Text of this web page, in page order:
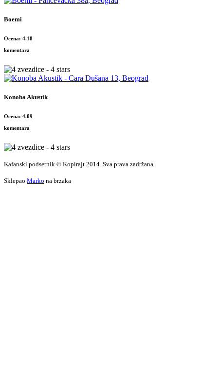
Boemi
Ocena: 4.18
komentara
Konoba Akustik
Ocena: 4.09
komentara
Kafanski podsetnik © Kopirajt 2014. Sva prava zadržana.
Sklepao Marko na brzaka